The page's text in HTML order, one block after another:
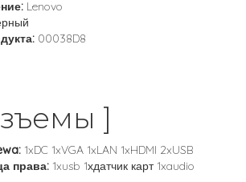
Lenovo
00038D8
]
1xDC 1xVGA 1xLAN 1xHDMI 2xUSB
права: 1xusb 1хдатчик карт 1xaudio